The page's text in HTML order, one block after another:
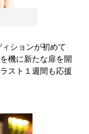
ィションが初めて
機に新たな扉を開
スト１週間も応援